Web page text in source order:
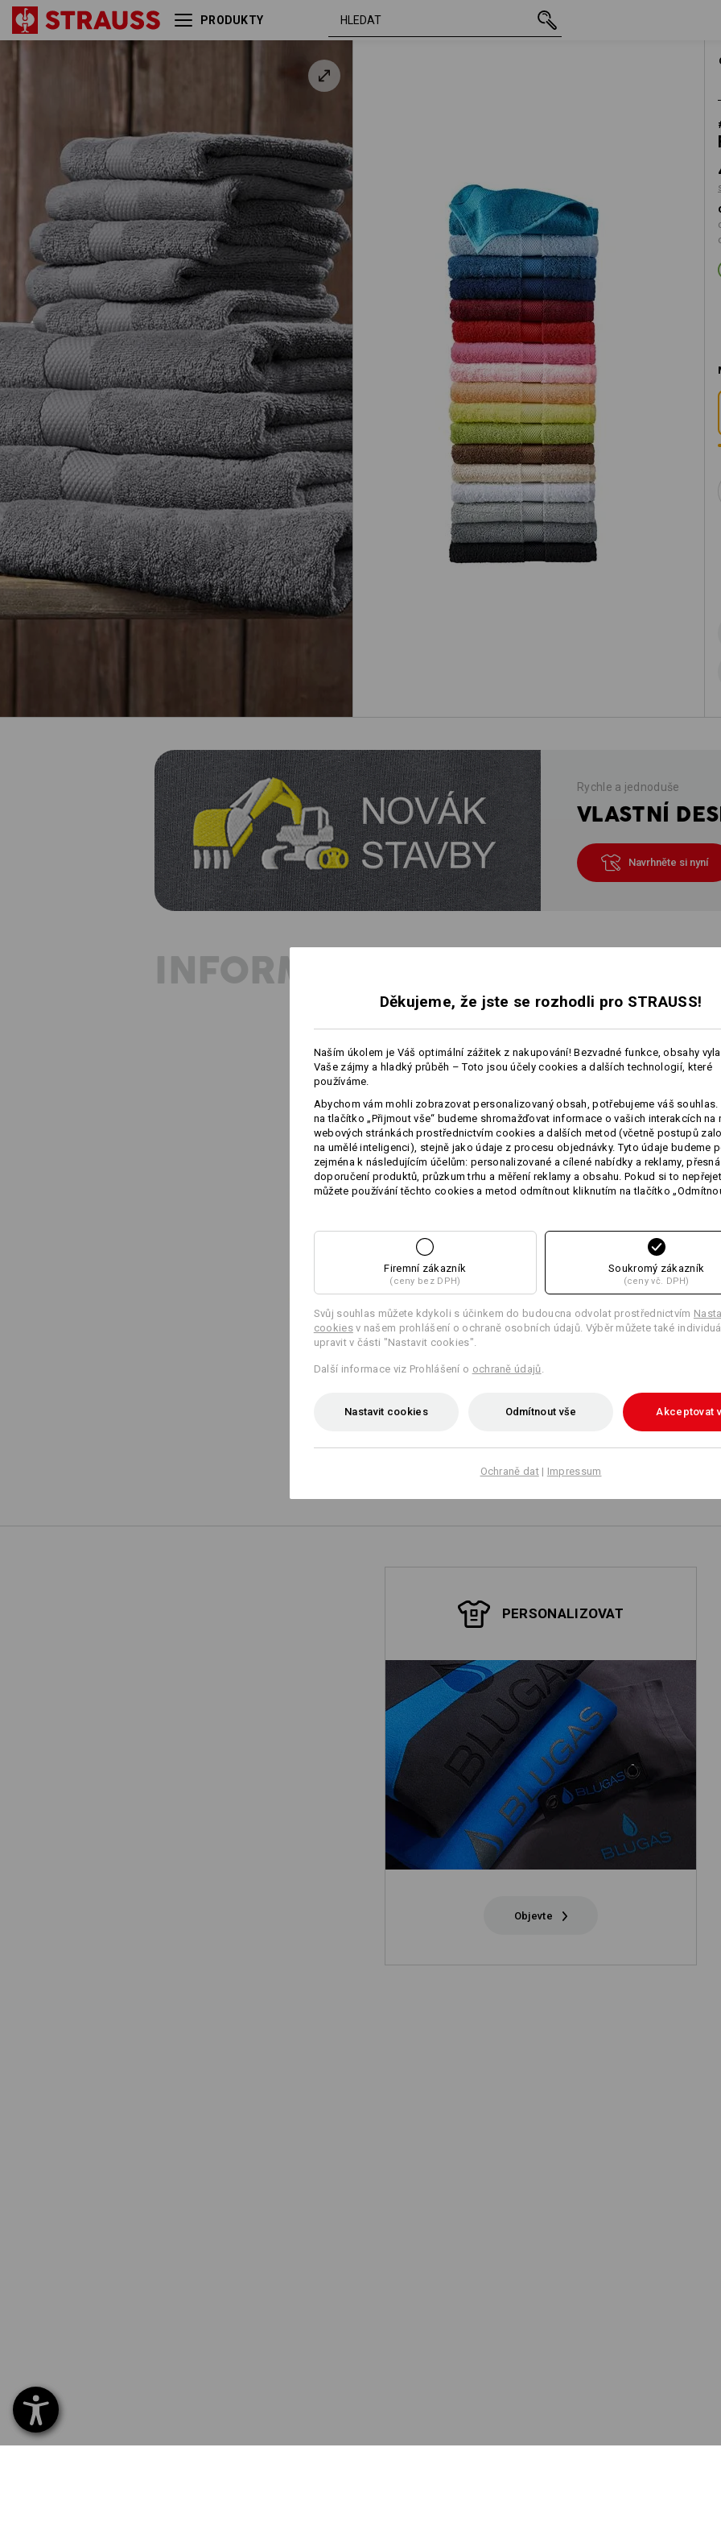
PRODUKTY
Froté osuška Premium antracit 454,96 Kč
Rychle a jednoduše
VLASTNÍ
Navrhněte si nyní
INFORMACE O VÝROBKU
hebké a měkké, pevné,
tkanina mimořádně savá a hrubá.
absolutní kvalitou snů.
Velikost: 140 x 70 cm.
Pro Váš osobní ráz na ručníky rádi
Sušte v sušičce
Nečistěte chemicky
Personalizace:
PERSONALIZOVAT
Objevte
Děkujeme, že jste se rozhodli pro STRAUSS!
Naším úkolem je Váš optimální zážitek z nakupování! Bezvadné funkce, obsahy
Vaše zájmy a hladký průběh – Toto jsou účely cookies a dalších technologií, které
používáme.
Abychom vám mohli zobrazovat personalizovaný obsah, potřebujeme váš souhlas.
na tlačítko „Přijmout vše“ budeme shromažďovat informace o vašich interakcích na
webových stránkách prostřednictvím cookies a dalších metod (včetně postupů
na umělé inteligenci), stejně jako údaje z procesu objednávky. Tyto údaje budeme
zejména k následujícím účelům: personalizované a cílené nabídky a reklamy, přesná
doporučení produktů, průzkum trhu a měření reklamy a obsahu. Pokud si to
můžete používání těchto cookies a metod odmítnout kliknutím na tlačítko
Firemní zákazník
(ceny bez DPH)
Soukromý zákazník
(ceny vč. DPH)
Svůj souhlas můžete kdykoli s účinkem do budoucna odvolat prostřednictvím
cookiesv našem prohlášení o ochraně osobních údajů. Výběr můžete také
upravit v části "Nastavit cookies".
Další informace viz Prohlášení o ochraně údajů
Nastavit cookies Odmítnout vše Akceptovat
Ochraně dat| Impressum